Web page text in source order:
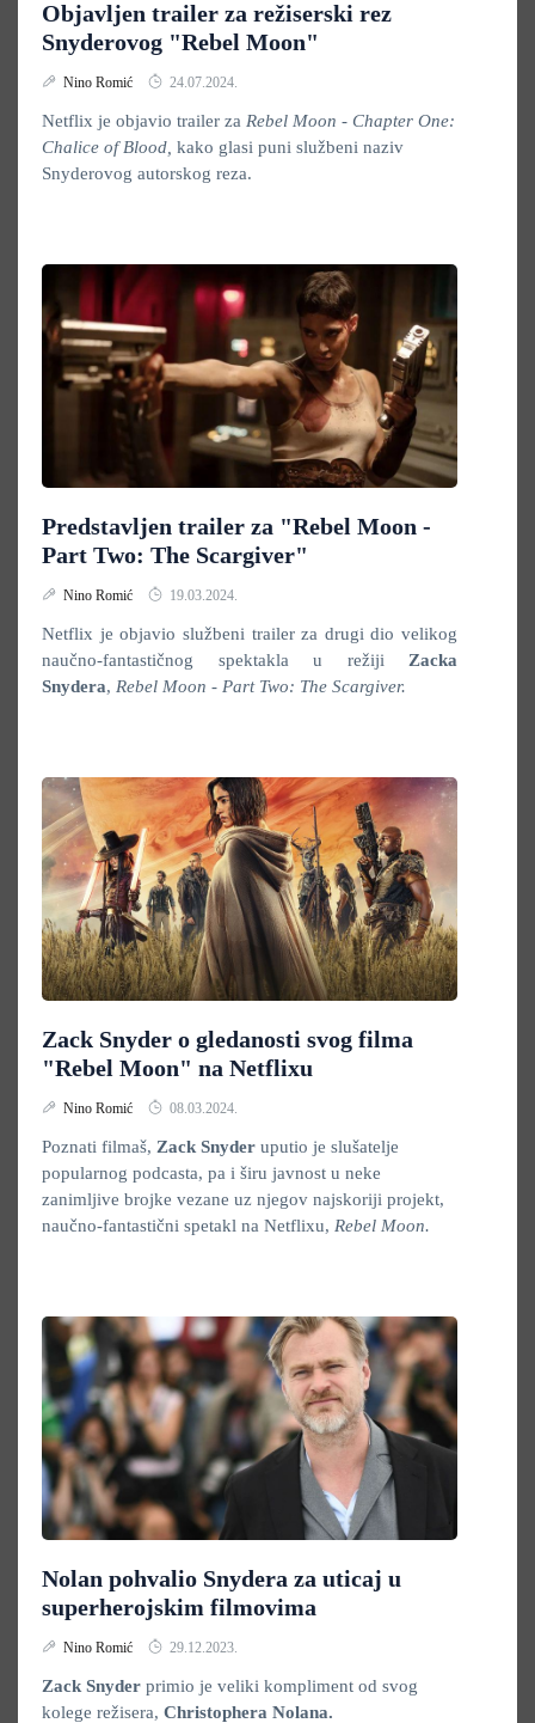
Objavljen trailer za režiserski rez
Snyderovog "Rebel Moon"
Nino Romić 24.07.2024.
Netflix je objavio trailer za Rebel Moon - Chapter One:
Chalice of Blood, kako glasi puni službeni naziv
Snyderovog autorskog reza.
Predstavljen trailer za "Rebel Moon -
Part Two: The Scargiver"
Nino Romić 19.03.2024.
Netflix je objavio službeni trailer za drugi dio velikog
naučno-fantastičnog spektakla u režiji Zacka
Snydera, Rebel Moon - Part Two: The Scargiver.
Zack Snyder o gledanosti svog filma
"Rebel Moon" na Netflixu
Nino Romić 08.03.2024.
Poznati filmaš, Zack Snyder uputio je slušatelje
popularnog podcasta, pa i širu javnost u neke
zanimljive brojke vezane uz njegov najskoriji projekt,
naučno-fantastični spetakl na Netflixu, Rebel Moon.
Nolan pohvalio Snydera za uticaj u
superherojskim filmovima
Nino Romić 29.12.2023.
Zack Snyder primio je veliki kompliment od svog
kolege režisera, Christophera Nolana.